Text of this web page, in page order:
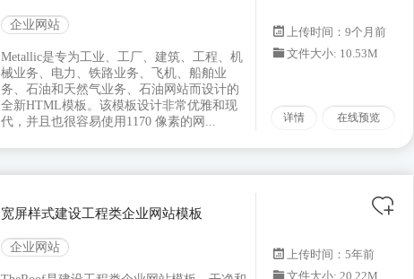
企业网站
Metallic是专为工业、工厂、建筑、工程、机
械业务、电力、铁路业务、飞机、船舶业
务、石油和天然气业务、石油网站而设计的
全新HTML模板。该模板设计非常优雅和现
代，并且也很容易使用1170 像素的网...
上传时间：9个月前
文件大小: 10.53M
详情 在线预览
宽屏样式建设工程类企业网站模板
企业网站
上传时间：5年前
文件大小: 20.22M